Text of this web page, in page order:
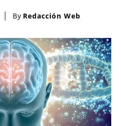
By Redacción Web